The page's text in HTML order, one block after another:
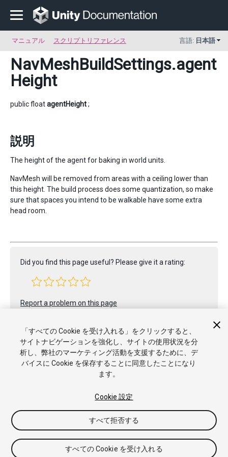
マニュアル スクリプトリファレンス 言語: 日本語
NavMeshBuildSettings.agent
Height
public floatagentHeight;
説明
The height of the agent for baking in world units.
NavMesh will be removed from areas with a ceiling lower than
this height. The build process does some quantization, so make
sure that spaces you intend to be walkable have some extra
head room.
Did you find this page useful? Please give it a rating:
Report a problem on this page
Copyright © 2021 Unity Technologies. Publication 2020.3
商標と利用規約 法律関連
クッキー
私の個人情報を販売または共有しない
「すべての Cookie を受け入れる」をクリックすると、
サイトナビゲーションを強化し、サイトの使用状況を分
析し、弊社のマーケティング活動を支援するために、デ
バイスに Cookie を保存することに同意したことになり
ます。
Cookie 設定
すべて拒否する
すべての Cookie を受け入れる